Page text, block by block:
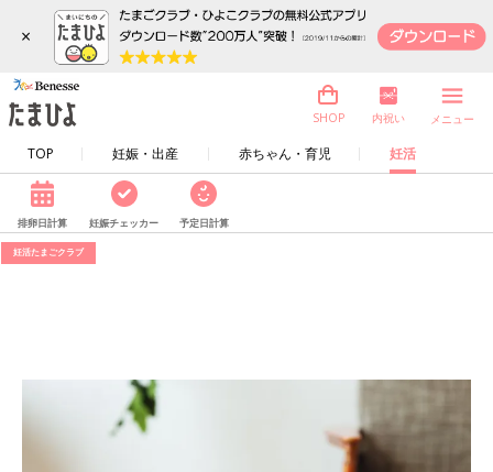
×
TOP 妊娠・出産 赤ちゃん・育児 妊活
SHOP 内祝い メニュー
排卵日計算 妊娠チェッカー 予定日計算
妊活たまごクラブ